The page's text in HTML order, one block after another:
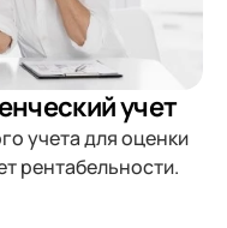
учет
учета для оценки
рентабельности.